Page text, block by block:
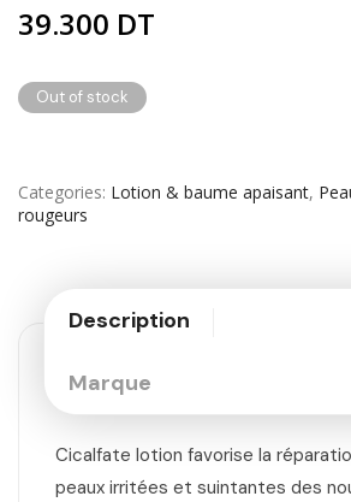
39.300 DT
Out of stock
Categories Lotion & baume apaisant,
rougeurs
Description
Marque
Cicalfate lotion favorise la
peaux irritées et suintantes des